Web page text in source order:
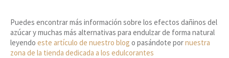
Puedes encontrar más información sobre los efectos dañinos del
azúcar y muchas más alternativas para endulzar de forma natural
leyendo este artículo de nuestro blog o pasándote pornuestra
zona de la tienda dedicada a los edulcorantes